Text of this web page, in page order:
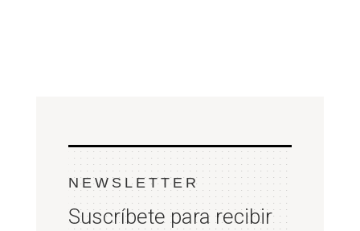
NEWSLETTER
Suscríbete para recibir